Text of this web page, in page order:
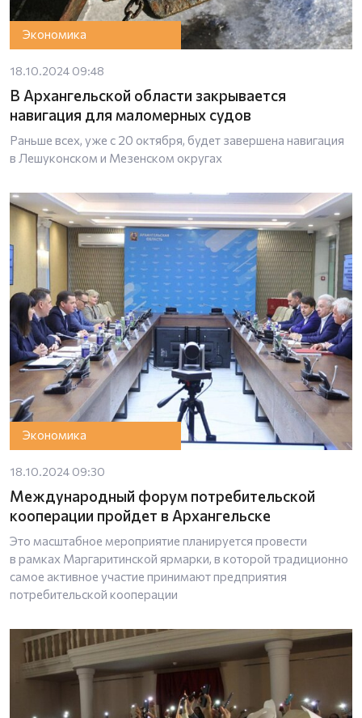
Экономика
18.10.2024 09:48
В Архангельской области закрывается
навигация для маломерных судов
Раньше всех, уже с 20 октября, будет завершена навигация
в Лешуконском и Мезенском округах
Экономика
18.10.2024 09:30
Международный форум потребительской
кооперации пройдет в Архангельске
Это масштабное мероприятие планируется провести
в рамках Маргаритинской ярмарки, в которой традиционно
самое активное участие принимают предприятия
потребительской кооперации